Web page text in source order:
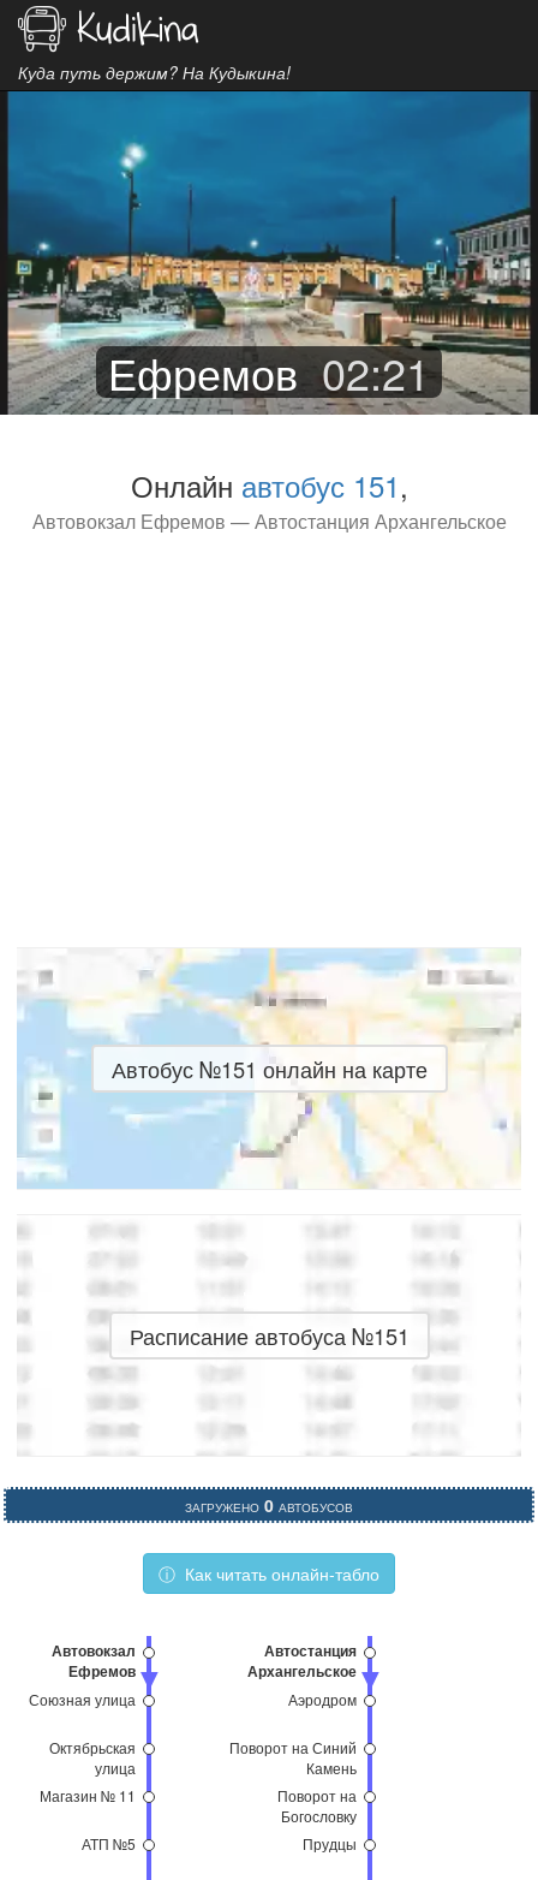
Куда путь держим? На Кудыкина!
Ефремов 02:21
Онлайн автобус 151,
Автовокзал Ефремов — Автостанция Архангельское
Автобус №151 онлайн на карте
Расписание автобуса №151
Загружено 0 автобусов
Автовокзал
Ефремов
Союзная улица
Октябрьская
улица
Магазин № 11
АТП №5
Автостанция
Архангельское
Аэродром
Поворот на Синий
Камень
Поворот на
Богословку
Прудцы